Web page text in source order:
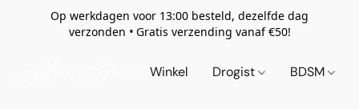
Op werkdagen voor 13:00 besteld, dezelfde dag
verzonden • Gratis verzending vanaf €50!
Winkel Drogist BDSM